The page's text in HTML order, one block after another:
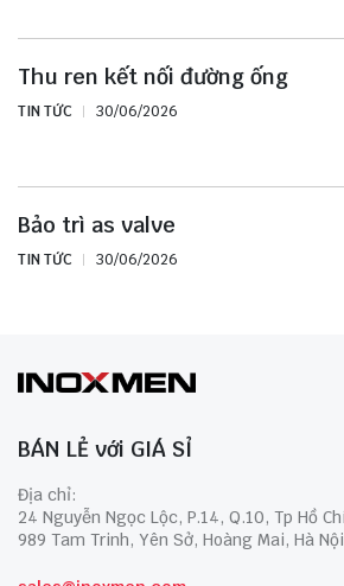
Thu ren kết nối đường ống
TIN TỨC 30/06/2026
Bảo trì as valve
TIN TỨC 30/06/2026
BÁN LẺ với GIÁ SỈ
Địa chỉ:
24 Nguyễn Ngọc Lộc, P.14, Q.10, Tp Hồ
989 Tam Trinh, Yên Sở, Hoàng Mai, Hà Nội